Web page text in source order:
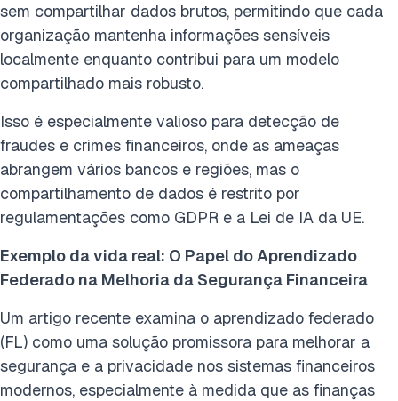
sem compartilhar dados brutos, permitindo que cada
organização mantenha informações sensíveis
localmente enquanto contribui para um modelo
compartilhado mais robusto.
Isso é especialmente valioso para detecção de
fraudes e crimes financeiros, onde as ameaças
abrangem vários bancos e regiões, mas o
compartilhamento de dados é restrito por
regulamentações como GDPR e a Lei de IA da UE.
Exemplo da vida real: O Papel do Aprendizado
Federado na Melhoria da Segurança Financeira
Um artigo recente examina o aprendizado federado
(FL) como uma solução promissora para melhorar a
segurança e a privacidade nos sistemas financeiros
modernos, especialmente à medida que as finanças